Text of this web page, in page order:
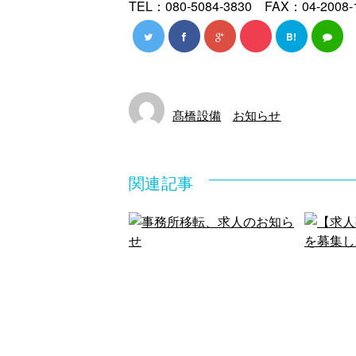
TEL：080-5084-3830 FAX：04-2008-
B!
髙橋設備 お知らせ
関連記事